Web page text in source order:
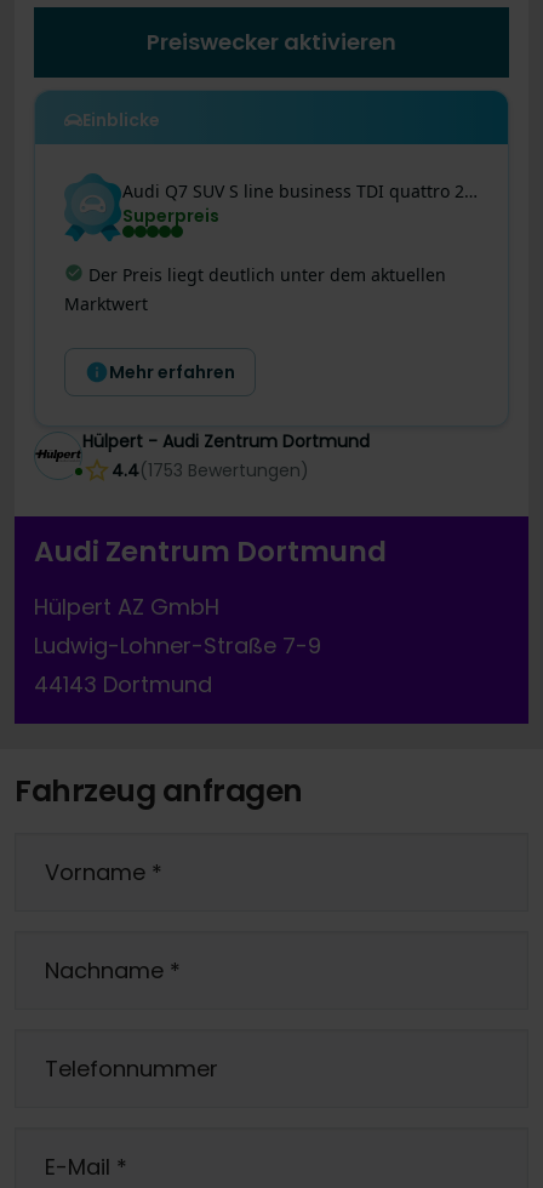
Preiswecker aktivieren
Einblicke
Audi Q7 SUV S line business TDI quattro 210 kW tiptronic
Superpreis
Letzte Preisänderung :Dieses Angebot wurde
gerade noch besser! Der Preis wurde vor 9 Tagen
Mehr erfahren
Hülpert - Audi Zentrum Dortmund
4.4(1753 Bewertungen)
Audi Zentrum Dortmund
Hülpert AZ GmbH
Ludwig-Lohner-Straße 7-9
44143 Dortmund
Fahrzeug anfragen
Vorname *
Nachname *
Telefonnummer
E-Mail *